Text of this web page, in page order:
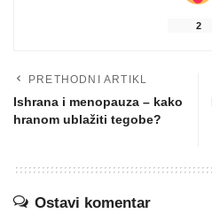
2
PRETHODNI ARTIKL
Ishrana i menopauza – kako
hranom ublažiti tegobe?
Ostavi komentar